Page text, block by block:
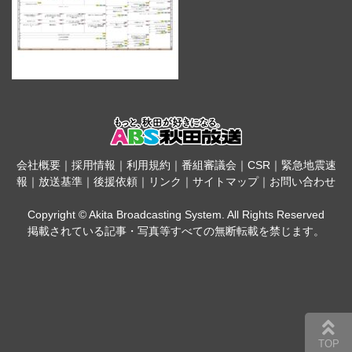
会社概要｜ 採用情報 ｜ 利用規約 ｜ 番組審議会 ｜ CSR｜ 緊急地震速
報 ｜ 放送基準 ｜ 後援依頼 ｜ リンク ｜ サイトマップ｜ お問い合わせ
Copyright © Akita Broadcasting System. All Rights Reserved
掲載されている記事・写真等すべての無断転載を禁じます。